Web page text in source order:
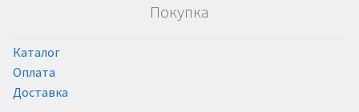
Покупка
Каталог
Оплата
Доставка